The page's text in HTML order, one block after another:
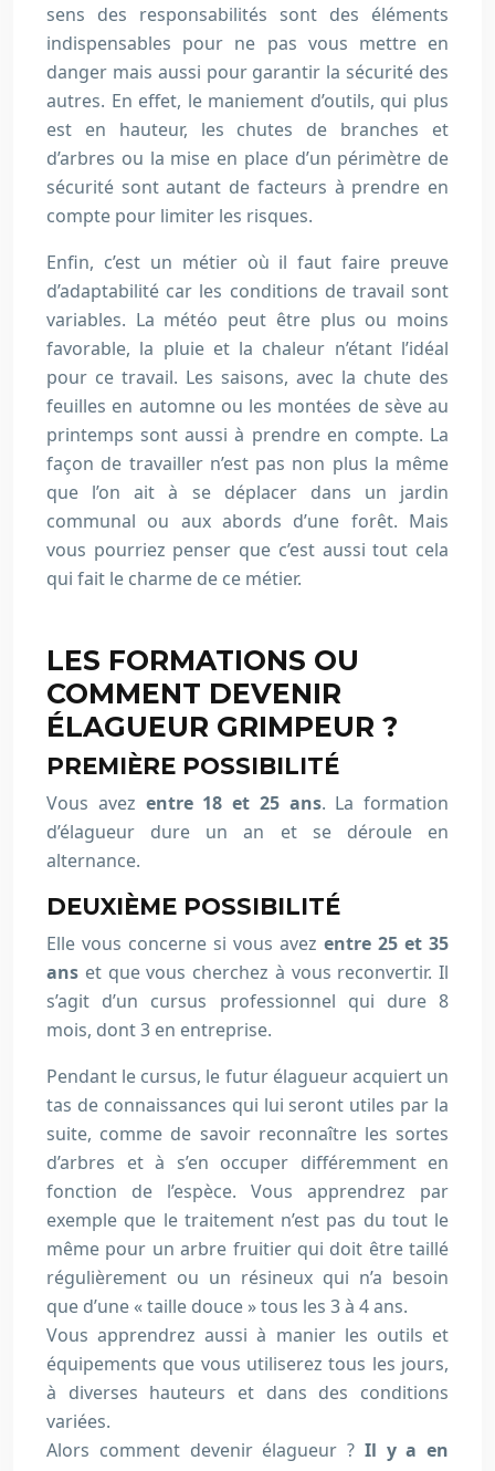
sens des responsabilités sont des éléments
indispensables pour ne pas vous mettre en
danger mais aussi pour garantir la sécurité des
autres. En effet, le maniement d’outils, qui plus
est en hauteur, les chutes de branches et
d’arbres ou la mise en place d’un périmètre de
sécurité sont autant de facteurs à prendre en
compte pour limiter les risques.
Enfin, c’est un métier où il faut faire preuve
d’adaptabilité car les conditions de travail sont
variables. La météo peut être plus ou moins
favorable, la pluie et la chaleur n’étant l’idéal
pour ce travail. Les saisons, avec la chute des
feuilles en automne ou les montées de sève au
printemps sont aussi à prendre en compte. La
façon de travailler n’est pas non plus la même
que l’on ait à se déplacer dans un jardin
communal ou aux abords d’une forêt. Mais
vous pourriez penser que c’est aussi tout cela
qui fait le charme de ce métier.
LES FORMATIONS OU
COMMENT DEVENIR
ÉLAGUEUR GRIMPEUR ?
PREMIÈRE POSSIBILITÉ
Vous avez entre 18 et 25 ans. La formation
d’élagueur dure un an et se déroule en
alternance.
DEUXIÈME POSSIBILITÉ
Elle vous concerne si vous avez entre 25 et 35
ans et que vous cherchez à vous reconvertir. Il
s’agit d’un cursus professionnel qui dure 8
mois, dont 3 en entreprise.
Pendant le cursus, le futur élagueur acquiert un
tas de connaissances qui lui seront utiles par la
suite, comme de savoir reconnaître les sortes
d’arbres et à s’en occuper différemment en
fonction de l’espèce. Vous apprendrez par
exemple que le traitement n’est pas du tout le
même pour un arbre fruitier qui doit être taillé
régulièrement ou un résineux qui n’a besoin
que d’une « taille douce » tous les 3 à 4 ans.
Vous apprendrez aussi à manier les outils et
équipements que vous utiliserez tous les jours,
à diverses hauteurs et dans des conditions
variées.
Alors comment devenir élagueur ? Il y a en